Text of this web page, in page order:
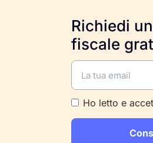
Richiedi
fiscale
Ho letto e